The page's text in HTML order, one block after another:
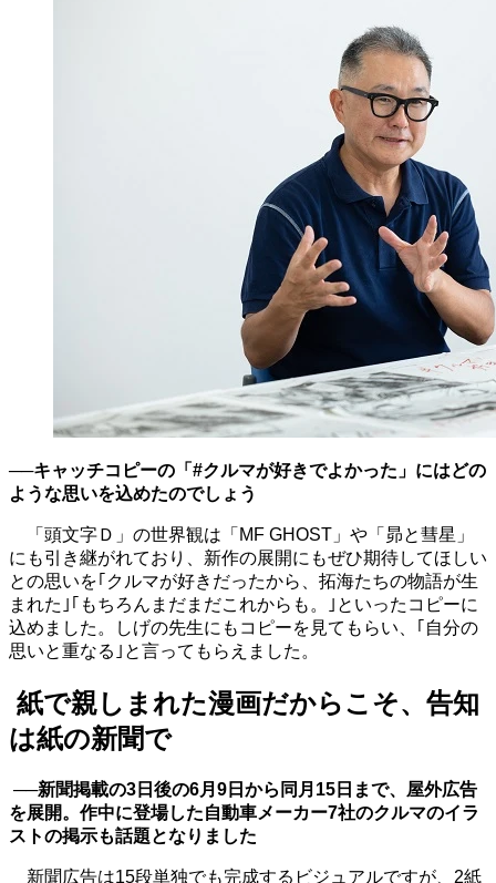
──キャッチコピーの「 #クルマが好きでよかった」にはどの
ような思いを込めたのでしょう
「頭文字Ｄ」の世界観は「 MF GHOST 」や「昴と彗星」
にも引き継がれており、新作の展開にもぜひ期待してほしい
との思いを｢クルマが好きだったから、拓海たちの物語が生
まれた｣｢もちろんまだまだこれからも。｣といったコピーに
込めました。しげの先生にもコピーを見てもらい、｢自分の
思いと重なる｣と言ってもらえました。
紙で親しまれた漫画だからこそ、告知
は紙の新聞で
──新聞掲載の3 日後の6月 9 日から同月 15 日まで、屋外広告
を展開。作中に登場した自動車メーカー7社のクルマのイラ
ストの掲示も話題となりました
新聞広告は15段単独でも完成するビジュアルですが、 2紙